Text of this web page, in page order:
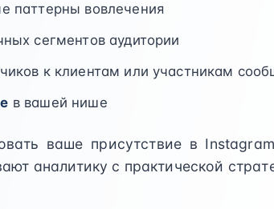
паттерны вовлечения
сегментов аудитории
к клиентам или участникам
в вашей нише
ваше присутствие в
аналитику с практической